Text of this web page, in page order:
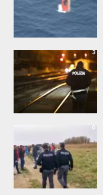
3
0